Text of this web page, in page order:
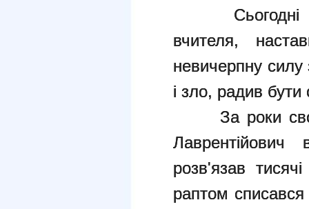
Сьогодні ми
вчителя,
невичерпну силу
і зло, радив бути
За роки своєї
розв'язав
раптом